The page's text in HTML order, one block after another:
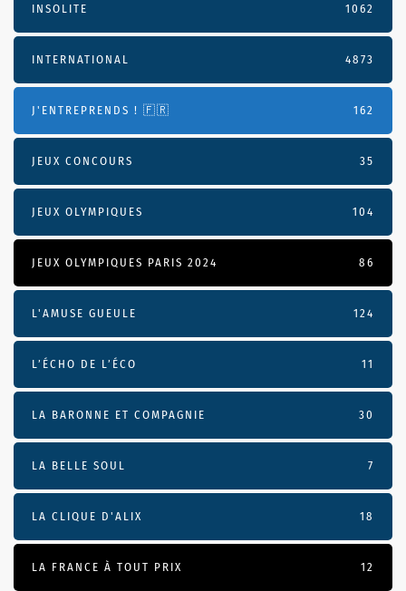
INSOLITE 1062
INTERNATIONAL 4873
J'ENTREPRENDS ! 🇫🇷 162
JEUX CONCOURS 35
JEUX OLYMPIQUES 104
JEUX OLYMPIQUES PARIS 2024 86
L'AMUSE GUEULE 124
L’ÉCHO DE L’ÉCO 11
LA BARONNE ET COMPAGNIE 30
LA BELLE SOUL 7
LA CLIQUE D'ALIX 18
LA FRANCE À TOUT PRIX 12